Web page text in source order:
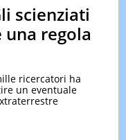
scienziati
una regola
ricercatori ha
un eventuale